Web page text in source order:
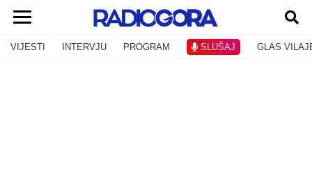
VIJESTI INTERVJU PROGRAM SLUŠAJ GLAS